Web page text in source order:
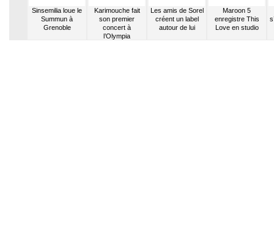
Sinsemilia loue le
Summun à
Grenoble
Karimouche fait
son premier
concert à
l’Olympia
Les amis de Sorel
créent un label
autour de lui
Maroon 5
enregistre This
Love en studio